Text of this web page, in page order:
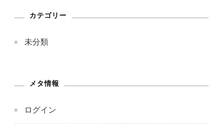
カテゴリー
未分類
メタ情報
ログイン